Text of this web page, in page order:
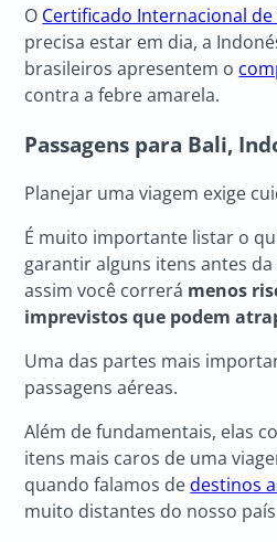
O Certificado Internacional de
precisa estar em dia, a
brasileiros apresentem o
contra a febre amarela.
Passagens para Bali,
Planejar uma viagem exige
É muito importante listar o
garantir alguns itens antes
assim você correrá menos
imprevistos que podem
Uma das partes mais
passagens aéreas.
Além de fundamentais, elas
itens mais caros de uma
quando falamos dedestinos
muito distantes do nosso